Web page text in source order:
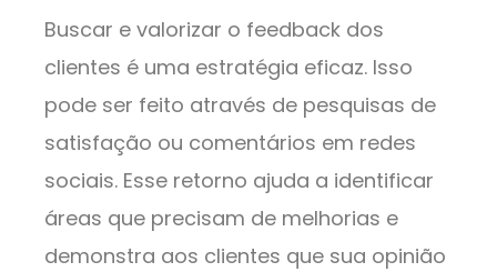
Buscar e valorizar o feedback dos
clientes é uma estratégia eficaz. Isso
pode ser feito através de pesquisas de
satisfação ou comentários em redes
sociais. Esse retorno ajuda a identificar
áreas que precisam de melhorias e
demonstra aos clientes que sua opinião